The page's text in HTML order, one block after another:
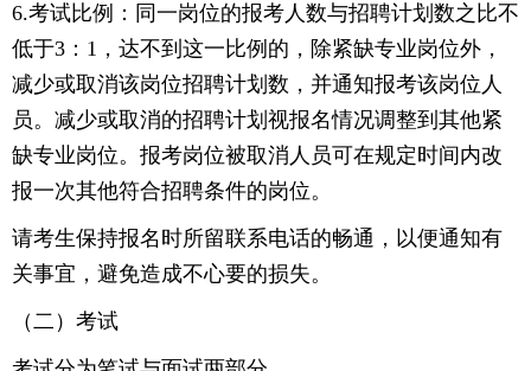
6.考试比例：同一岗位的报考人数与招聘计划数之比不
低于3：1，达不到这一比例的，除紧缺专业岗位外，
减少或取消该岗位招聘计划数，并通知报考该岗位人
员。减少或取消的招聘计划视报名情况调整到其他紧
缺专业岗位。报考岗位被取消人员可在规定时间内改
报一次其他符合招聘条件的岗位。
请考生保持报名时所留联系电话的畅通，以便通知有
关事宜，避免造成不心要的损失。
（二）考试